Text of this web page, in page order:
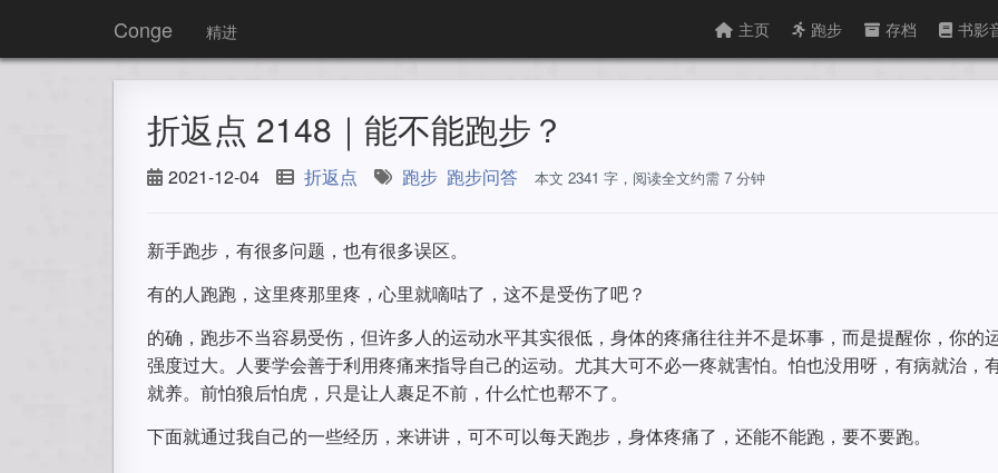
Conge 精进 主页 跑步 存档 书影
折返点 2148｜能不能跑步？
2021-12-04 折返点 跑步 跑步问答 本文 2341 字，阅读全文约需 7 分钟
新手跑步，有很多问题，也有很多误区。
有的人跑跑，这里疼那里疼，心里就嘀咕了，这不是受伤了吧？
的确，跑步不当容易受伤，但许多人的运动水平其实很低，身体的疼痛往往并不是坏事，而是提醒你，你的
强度过大。人要学会善于利用疼痛来指导自己的运动。尤其大可不必一疼就害怕。怕也没用呀，有病就治，
就养。前怕狼后怕虎，只是让人裹足不前，什么忙也帮不了。
下面就通过我自己的一些经历，来讲讲，可不可以每天跑步，身体疼痛了，还能不能跑，要不要跑。